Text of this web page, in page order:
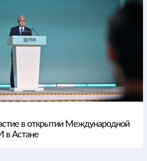
в открытии Международной
в Астане